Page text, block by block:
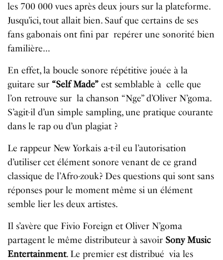
les 700 000 vues après deux jours sur la plateforme.
Jusqu’ici, tout allait bien. Sauf que certains de ses
fans gabonais ont fini par repérer une sonorité bien
familière…
En effet, la boucle sonore répétitive jouée à la
guitare sur “Self Made” est semblable à celle que
l’on retrouve sur la chanson “Nge” d’Oliver N’goma.
S’agit-il d’un simple sampling, une pratique courante
dans le rap ou d’un plagiat ?
Le rappeur New Yorkais a-t-il eu l’autorisation
d’utiliser cet élément sonore venant de ce grand
classique de l’Afro-zouk? Des questions qui sont sans
réponses pour le moment même si un élément
semble lier les deux artistes.
Il s’avère que Fivio Foreign et Oliver N’goma
partagent le même distributeur à savoir Sony Music
Entertainment. Le premier est distribué via les